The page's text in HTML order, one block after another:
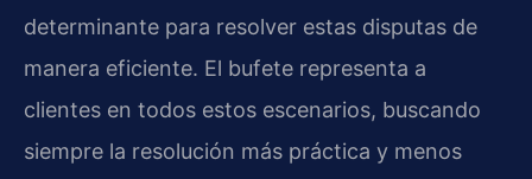
determinante para resolver estas disputas de
manera eficiente. El bufete representa a
clientes en todos estos escenarios, buscando
siempre la resolución más práctica y menos